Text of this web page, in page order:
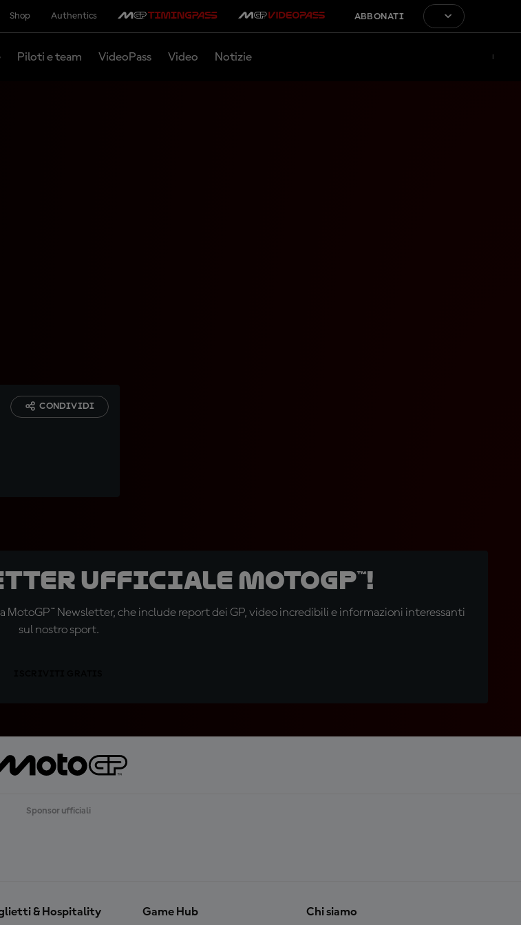
Shop Authentics ABBONATI
Piloti e team VideoPass Video Notizie
CONDIVIDI
ufficiale MotoGP™!
MotoGP™ Newsletter, che include report dei GP, video incredibili e informazioni interessanti
sul nostro sport.
Sponsor ufficiali
& Hospitality Game Hub Chi siamo